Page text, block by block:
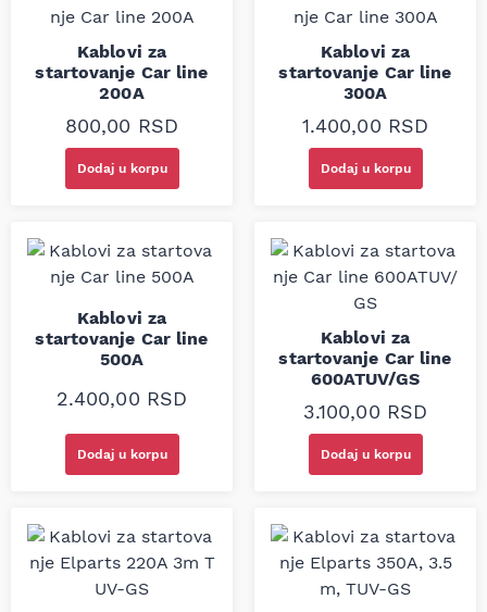
Kablovi za
startovanje Car line
200A
800,00 RSD
Dodaj u korpu
Kablovi za
startovanje Car line
300A
1.400,00 RSD
Dodaj u korpu
Kablovi za
startovanje Car line
500A
2.400,00 RSD
Dodaj u korpu
Kablovi za
startovanje Car line
600ATUV/GS
3.100,00 RSD
Dodaj u korpu